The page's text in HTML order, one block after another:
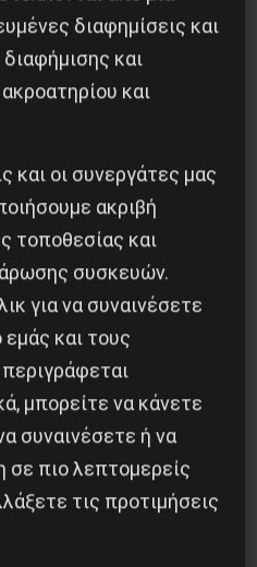
1936 στην
μνήμη και
διαφημίσεις και
και
και
και οι συνεργάτες μας
ακριβή
τοποθεσίας και
συσκευών.
για να συναινέσετε
και τους
μπορείτε να κάνετε
συναινέσετε ή να
πιο λεπτομερείς
τις προτιμήσεις